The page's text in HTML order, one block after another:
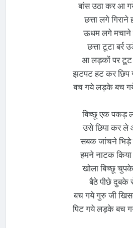
बांस उठा कर आ
छत्ता लगे गिराने
ऊधम लगे मचाने
छत्ता टूटा बर्र
आ लड़कों पर
झटपट हट कर छिप
बच गये लड़के बच
बिच्छू एक पकड़
उसे छिपा कर ले
सबक जांचने भिड़े
हमने नाटक
खोला बिच्छू
बैठे पीछे दुबके
बच गये गुरु जी
पिट गये लड़के बच